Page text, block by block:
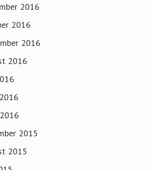
2016
2016
2016
2016
2015
2015